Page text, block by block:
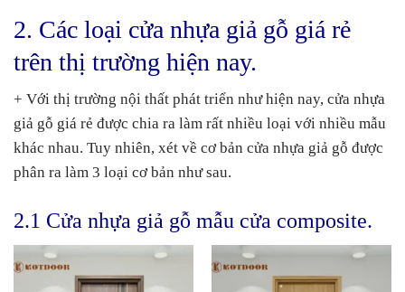
2. Các loại cửa nhựa giả gỗ giá rẻ
trên thị trường hiện nay.
+ Với thị trường nội thất phát triển như hiện nay, cửa nhựa
giả gỗ giá rẻ được chia ra làm rất nhiều loại với nhiều mẫu
khác nhau. Tuy nhiên, xét về cơ bản cửa nhựa giả gỗ được
phân ra làm 3 loại cơ bản như sau.
2.1 Cửa nhựa giả gỗ mẫu cửa composite.